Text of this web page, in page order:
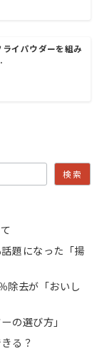
イパウダーを組み
検索
題になった「揚
除去が「おいし
の選び方」
る？